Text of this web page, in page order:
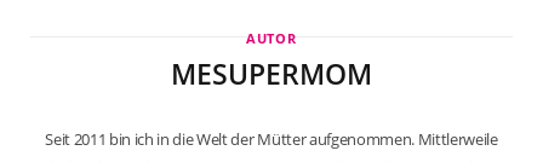
AUTOR
MESUPERMOM
Seit 2011 bin ich in die Welt der Mütter aufgenommen. Mittlerweile